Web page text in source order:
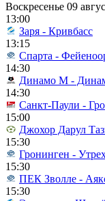
Воскресенье 09
13:00
Заря - Кривбасс
13:15
Спарта -
14:30
Динамо М -
14:30
Санкт-Паули -
15:00
Джохор Дарул
15:30
Гронинген -
15:30
ПЕК Зволле -
15:30